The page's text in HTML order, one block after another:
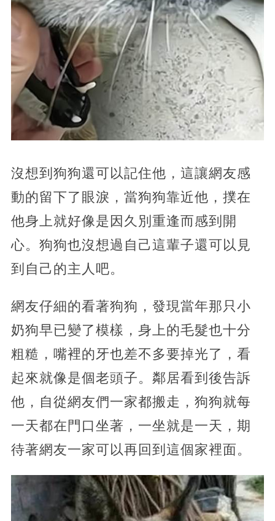
沒想到狗狗還可以記住他，這讓網友感
動的留下了眼淚，當狗狗靠近他，撲在
他身上就好像是因久別重逢而感到開
心。狗狗也沒想過自己這輩子還可以見
到自己的主人吧。
網友仔細的看著狗狗，發現當年那只小
奶狗早已變了模樣，身上的毛髮也十分
粗糙，嘴裡的牙也差不多要掉光了，看
起來就像是個老頭子。鄰居看到後告訴
他，自從網友們一家都搬走，狗狗就每
一天都在門口坐著，一坐就是一天，期
待著網友一家可以再回到這個家裡面。